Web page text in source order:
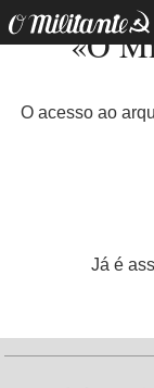
«O
O acesso ao
Já é